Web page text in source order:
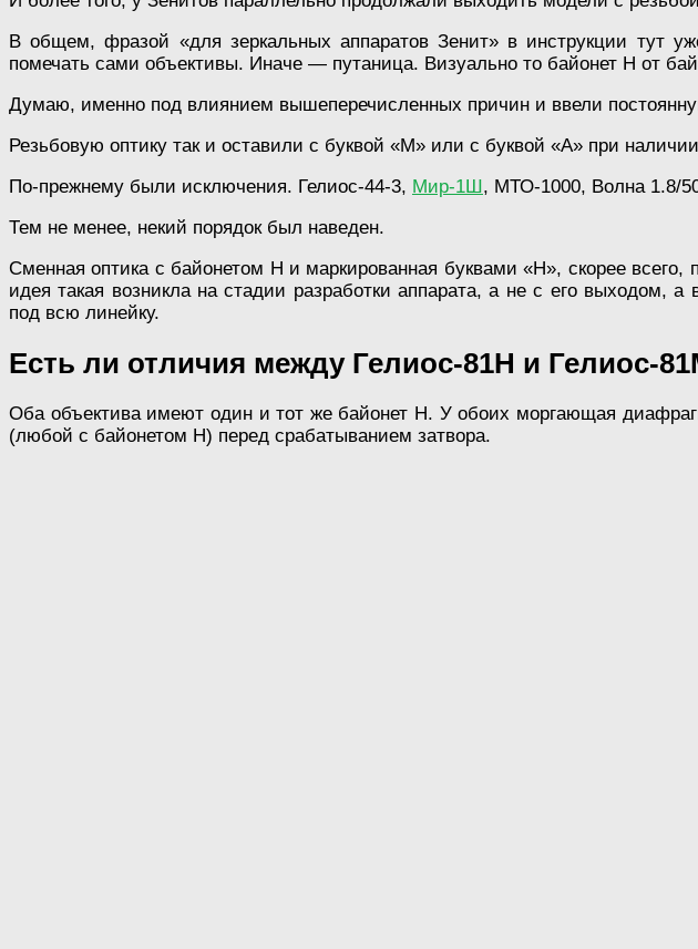
В общем, фразой «для зеркальных аппаратов Зенит» в инструкции тут
помечать сами объективы. Иначе — путаница. Визуально то байонет Н от
Думаю, именно под влиянием вышеперечисленных причин и ввели
Резьбовую оптику так и оставили с буквой «М» или с буквой «А» при
По-прежнему были исключения. Гелиос-44-3, Мир-1Ш, МТО-1000, Волна 1.8/
Тем не менее, некий порядок был наведен.
Сменная оптика с байонетом Н и маркированная буквами «Н», скорее
идея такая возникла на стадии разработки аппарата, а не с его выходом,
под всю линейку.
Есть ли отличия между Гелиос-81Н и Гелиос-
Оба объектива имеют один и тот же байонет Н. У обоих моргающая
(любой с байонетом Н) перед срабатыванием затвора.